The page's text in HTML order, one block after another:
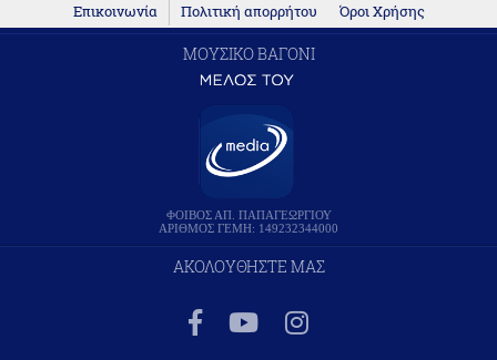
Επικοινωνία Πολιτική απορρήτου Όροι Χρήσης
ΜΟΥΣΙΚΟ ΒΑΓΟΝΙ
ΦΟΙΒΟΣ ΑΠ. ΠΑΠΑΓΕΩΡΓΙΟΥ
ΑΡΙΘΜΟΣ ΓΕΜΗ: 149232344000
ΑΚΟΛΟΥΘΗΣΤΕ ΜΑΣ